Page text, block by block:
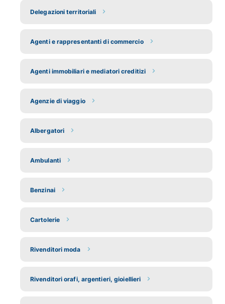
Delegazioni territoriali
Agenti e rappresentanti di commercio
Agenti immobiliari e mediatori creditizi
Agenzie di viaggio
Albergatori
Ambulanti
Benzinai
Cartolerie
Rivenditori moda
Rivenditori orafi, argentieri, gioiellieri